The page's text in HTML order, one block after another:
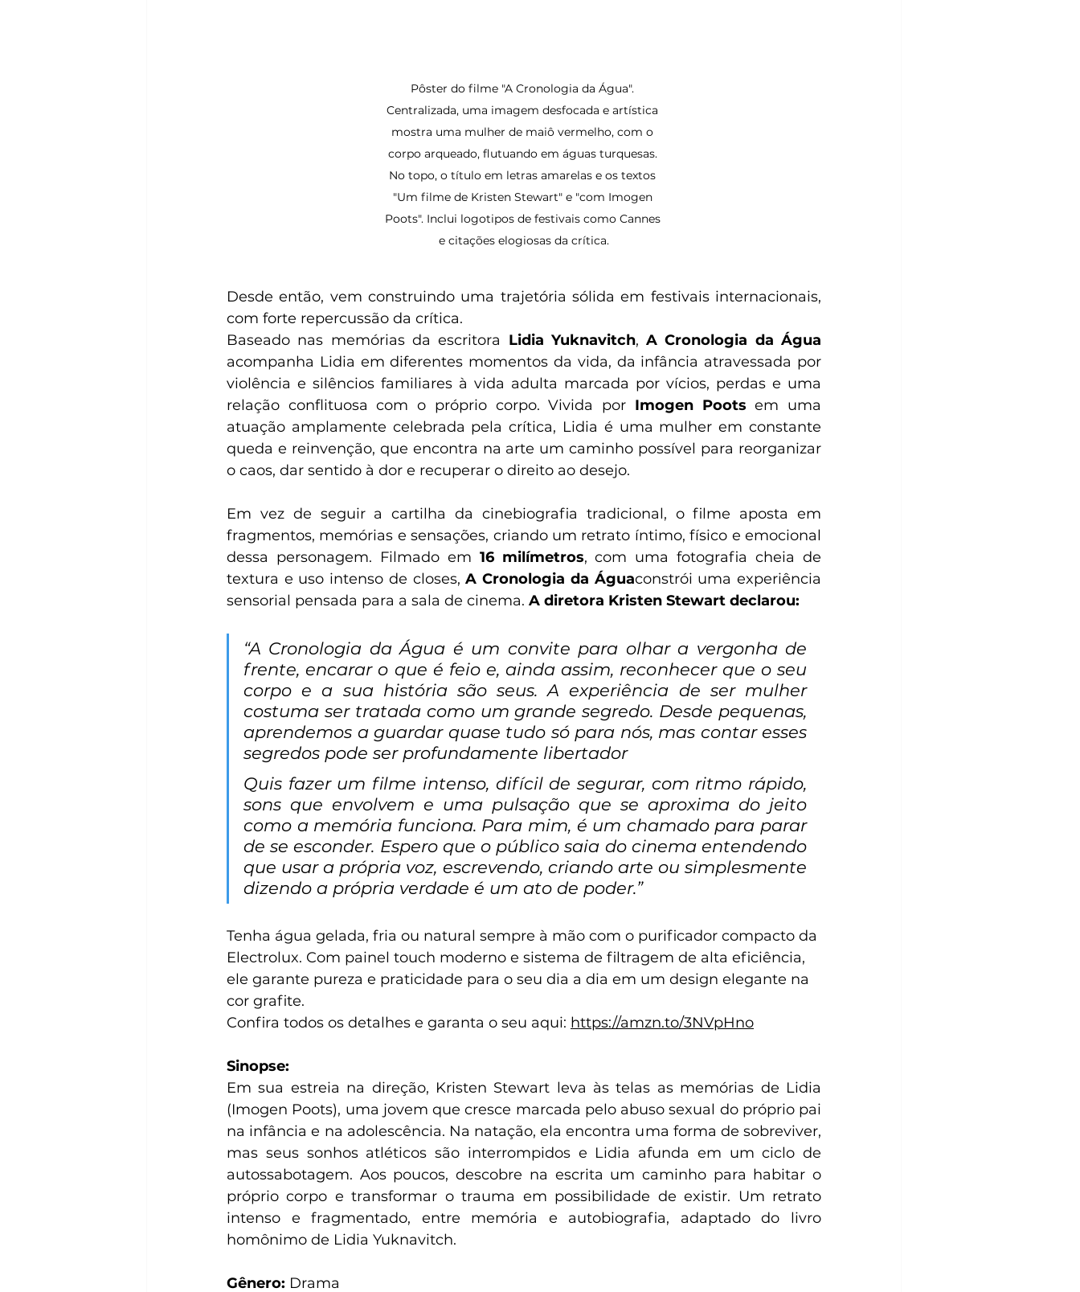
Pôster do filme "A Cronologia da Água".
Centralizada, uma imagem desfocada e artística
mostra uma mulher de maiô vermelho, com o
corpo arqueado, flutuando em águas turquesas.
No topo, o título em letras amarelas e os textos
"Um filme de Kristen Stewart" e "com Imogen
Poots". Inclui logotipos de festivais como Cannes
e citações elogiosas da crítica.
Desde então, vem construindo uma trajetória sólida em festivais internacionais,
com forte repercussão da crítica.
Baseado nas memórias da escritora Lidia Yuknavitch, A Cronologia da Água
acompanha Lidia em diferentes momentos da vida, da infância atravessada por
violência e silêncios familiares à vida adulta marcada por vícios, perdas e uma
relação conflituosa com o próprio corpo. Vivida por Imogen Poots em uma
atuação amplamente celebrada pela crítica, Lidia é uma mulher em constante
queda e reinvenção, que encontra na arte um caminho possível para reorganizar
o caos, dar sentido à dor e recuperar o direito ao desejo.
Em vez de seguir a cartilha da cinebiografia tradicional, o filme aposta em
fragmentos, memórias e sensações, criando um retrato íntimo, físico e emocional
dessa personagem. Filmado em 16 milímetros, com uma fotografia cheia de
textura e uso intenso de closes, A Cronologia da Águaconstrói uma experiência
sensorial pensada para a sala de cinema. A diretora Kristen Stewart declarou:
“A Cronologia da Água é um convite para olhar a vergonha de
frente, encarar o que é feio e, ainda assim, reconhecer que o seu
corpo e a sua história são seus. A experiência de ser mulher
costuma ser tratada como um grande segredo. Desde pequenas,
aprendemos a guardar quase tudo só para nós, mas contar esses
segredos pode ser profundamente libertador
Quis fazer um filme intenso, difícil de segurar, com ritmo rápido,
sons que envolvem e uma pulsação que se aproxima do jeito
como a memória funciona. Para mim, é um chamado para parar
de se esconder. Espero que o público saia do cinema entendendo
que usar a própria voz, escrevendo, criando arte ou simplesmente
dizendo a própria verdade é um ato de poder.”
Tenha água gelada, fria ou natural sempre à mão com o purificador compacto da
Electrolux. Com painel touch moderno e sistema de filtragem de alta eficiência,
ele garante pureza e praticidade para o seu dia a dia em um design elegante na
cor grafite.
Confira todos os detalhes e garanta o seu aqui: https://amzn.to/3NVpHno
Sinopse:
Em sua estreia na direção, Kristen Stewart leva às telas as memórias de Lidia
(Imogen Poots), uma jovem que cresce marcada pelo abuso sexual do próprio pai
na infância e na adolescência. Na natação, ela encontra uma forma de sobreviver,
mas seus sonhos atléticos são interrompidos e Lidia afunda em um ciclo de
autossabotagem. Aos poucos, descobre na escrita um caminho para habitar o
próprio corpo e transformar o trauma em possibilidade de existir. Um retrato
intenso e fragmentado, entre memória e autobiografia, adaptado do livro
homônimo de Lidia Yuknavitch.
Gênero: Drama